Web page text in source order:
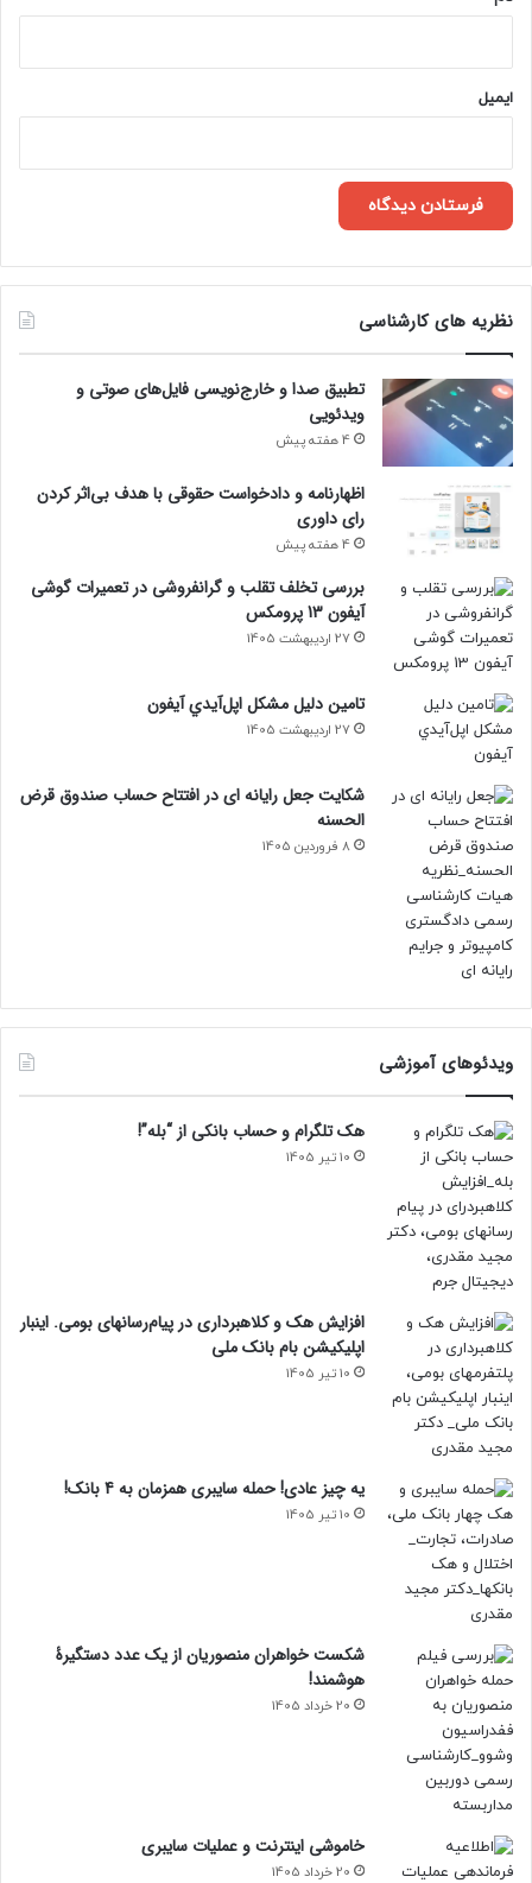
ایمیل
نظریه های کارشناسی
تطبیق صدا و خارج‌نویسی فایل‌های صوتی و
ویدئویی
4 هفته پیش
اظهارنامه و دادخواست حقوقی با هدف بی‌اثر کردن
رای داوری
4 هفته پیش
بررسی تخلف تقلب و گرانفروشی در تعمیرات گوشی
آیفون 13 پرومکس
27 اردیبهشت 1405
تامين دليل مشکل اپل‌آيدي آيفون
27 اردیبهشت 1405
شکایت جعل رایانه ای در افتتاح حساب صندوق قرض
الحسنه
8 فروردین 1405
ویدئوهای آموزشی
هک تلگرام و حساب بانکی از “بله”!
10 تیر 1405
افزایش هک و کلاهبرداری در پیام‌رسانهای بومی. اینبار
اپلیکیشن بام‌ بانک ملی
10 تیر 1405
یه چیز عادی! حمله سایبری همزمان به 4 بانک!
10 تیر 1405
شکست خواهران منصوریان از یک عدد دستگیرۀ
هوشمند!
20 خرداد 1405
خاموشی اینترنت و عملیات سایبری
20 خرداد 1405